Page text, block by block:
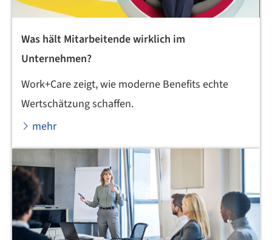
Was hält Mitarbeitende wirklich im
Unternehmen?
Work+Care zeigt, wie moderne Benefits echte
Wertschätzung schaffen.
mehr